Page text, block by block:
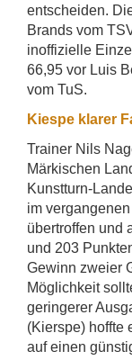
entscheiden.
Brands vom
inoffizielle
66,95 vor Luis
vom TuS.
Kiespe klarer
Trainer Nils
Märkischen
Kunstturn-
im
übertroffen und
und 203
Gewinn zweier
Möglichkeit
geringerer
(Kierspe) hoffte
auf einen